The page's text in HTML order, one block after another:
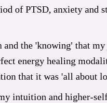
of PTSD, anxiety and
and the 'knowing' that
energy healing
that it was 'all about
intuition and higher-